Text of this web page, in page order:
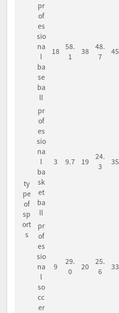
ty
pe
of
sp
ort
s
pr
of
es
sio
na
l
ba
se
ba
ll
18
58.
1
38
48.
7
45
pr
of
es
sio
na
l
ba
sk
et
ba
ll
3 9.7 19
24.
3
35
pr
of
es
sio
na
l
so
cc
er
9
29.
0
20
25.
6
33